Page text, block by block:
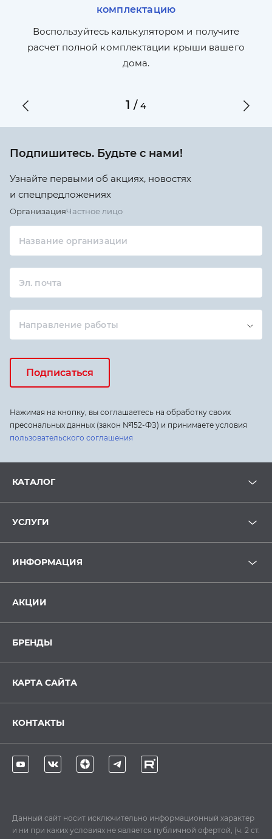
комплектацию
Воспользуйтесь калькулятором и получите
расчет полной комплектации крыши вашего
дома.
1 /4
Подпишитесь. Будьте с нами!
Узнайте первыми об акциях, новостях
и спецпредложениях
ОрганизацияЧастное лицо
Название организации
Эл. почта
Направление работы
Подписаться
Нажимая на кнопку, вы соглашаетесь на обработку своих
пресональных данных (закон №152-ФЗ) и принимаете условия
пользовательского соглашения
КАТАЛОГ
УСЛУГИ
ИНФОРМАЦИЯ
АКЦИИ
БРЕНДЫ
КАРТА САЙТА
КОНТАКТЫ
Данный сайт носит исключительно информационный характер
и ни при каких условиях не является публичной офертой, (ч. 2 ст.